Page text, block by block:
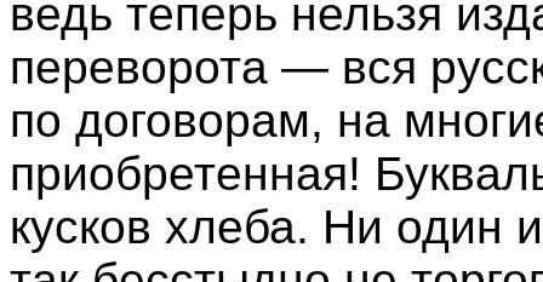
ведь теперь нельзя
переворота — вся
по договорам, на
приобретенная!
кусков хлеба. Ни один